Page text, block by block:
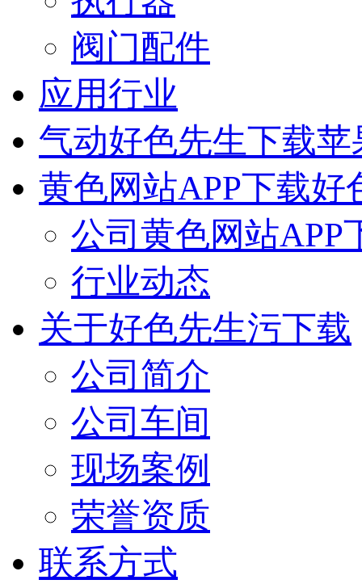
阀门配件
应用行业
气动好色先生下载
黄色网站APP下载好
公司黄色网站APP
行业动态
关于好色先生污下载
公司简介
公司车间
现场案例
荣誉资质
联系方式